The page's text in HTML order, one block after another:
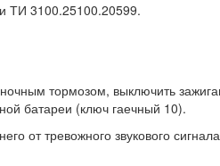
ТИ 3100.25100.20599.
тормозом, выключить
батареи (ключ гаечный 10).
от тревожного звукового